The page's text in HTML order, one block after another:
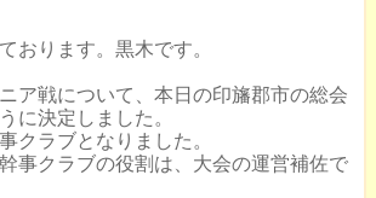
おります。黒木です。
ア戦について、本日の印旛郡市の総会
に決定しました。
クラブとなりました。
事クラブの役割は、大会の運営補佐で